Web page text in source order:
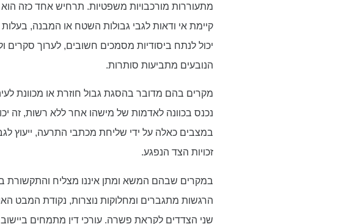
מתעוררות מורכבויות משפטיות. תרחיש אחד כזה
קיימת אי ודאות לגבי גבולות השטח או המבנה, בעלות
יכול לנתח ביסודיות מסמכים חשובים, לערוך סקרים
הנובעים מתביעות סותרות.
מקרים בהם מדובר בהסגת גבול חוזרת או מכוונת
נכנס בכוונה לאדמות של מישהו אחר ללא רשות, זה
במצבים כאלה על ידי שליחת מכתבי התרעה, ייעוץ
זכויות הצד הנפגע.
במקרים שבהם המשא ומתן איננו מצליח והתקשורת
הרגשות מתגברים ומחלוקות נוצרות, נקודת המבט
שני הצדדים לקראת פשרה. עורכי דין מתמחים